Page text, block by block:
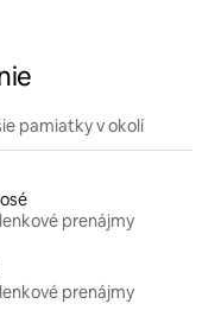
pamiatky v okolí
prenájmy
prenájmy